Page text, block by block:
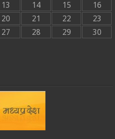
13 14 15
16
20 21 22
23
27 28 29
30